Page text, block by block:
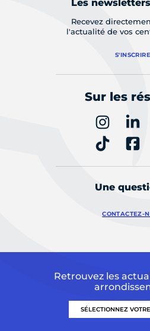
Les
Recevez
l'actualité de vos
S'INSCRIRE
Sur les
Une
CONTACTEZ-
Retrouvez les